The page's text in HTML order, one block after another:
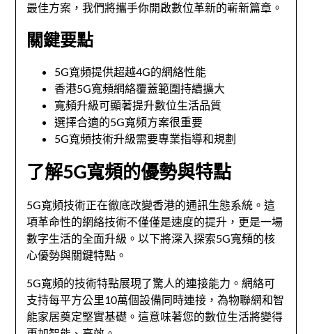
最佳方案，我們將攜手你開啟數位革新的嶄新篇章。
關鍵要點
5G寬頻提供超越4G的網絡性能
香港5G寬頻網絡覆蓋範圍持續擴大
寬頻升級可顯著提升數位生活品質
選擇合適的5G寬頻方案很重要
5G寬頻技術升級需要專業指導和規劃
了解5G寬頻的優勢與特點
5G寬頻技術正在徹底改變香港的通訊生態系統。這
項革命性的網絡技術不僅僅是速度的提升，更是一場
數字生活的全面升級。以下將深入探索5G寬頻的核
心優勢與關鍵特點。
5G寬頻的技術特點展現了驚人的連接能力。網絡可
支持每平方公里10萬個設備同時連接，為物聯網和智
能家居奠定堅實基礎。這意味著您的數位生活將變得